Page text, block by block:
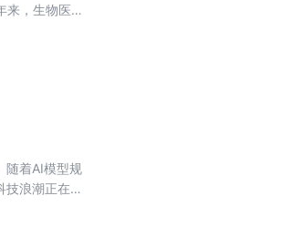
，想拓展财经
，生物医药
随着AI模型规